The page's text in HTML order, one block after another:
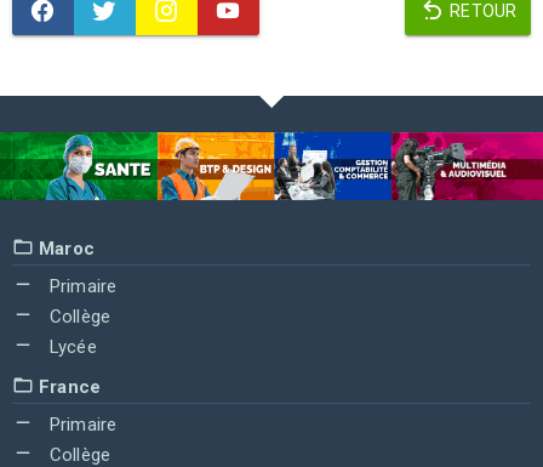
RETOUR
Maroc
Primaire
Collège
Lycée
France
Primaire
Collège